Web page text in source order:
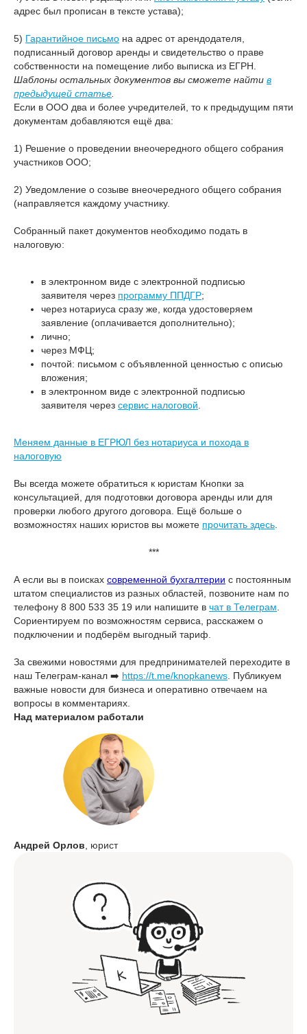
адрес был прописан в тексте устава);
5) Гарантийное письмо на адрес от арендодателя,
подписанный договор аренды и свидетельство о праве
собственности на помещение либо выписка из ЕГРН.
Шаблоны остальных документов вы сможете найти в
предыдущей статье
Если в ООО два и более учредителей, то к предыдущим пяти
документам добавляются ещё два:
1) Решение о проведении внеочередного общего собрания
участников ООО;
2) Уведомление о созыве внеочередного общего собрания
(направляется каждому участнику.
Собранный пакет документов необходимо подать в
налоговую:
в электронном виде с электронной подписью
заявителя через программу ППДГР;
через нотариуса сразу же, когда удостоверяем
заявление (оплачивается дополнительно);
лично;
через МФЦ;
почтой: письмом с объявленной ценностью с описью
вложения;
в электронном виде с электронной подписью
заявителя через сервис налоговой
Меняем данные в ЕГРЮЛ без нотариуса и похода в
налоговую
Вы всегда можете обратиться к юристам Кнопки за
консультацией, для подготовки договора аренды или для
проверки любого другого договора. Ещё больше о
возможностях наших юристов вы можете прочитать здесь
***
А если вы в поисках современной бухгалтерии с постоянным
штатом специалистов из разных областей, позвоните нам по
телефону 8 800 533 35 19 или напишите в чат в Телеграм
Сориентируем по возможностям сервиса, расскажем о
подключении и подберём выгодный тариф.
За свежими новостями для предпринимателей переходите в
наш Телеграм-канал ➡️ https://t.me/knopkanews . Публикуем
важные новости для бизнеса и оперативно отвечаем на
вопросы в комментариях.
Над материалом работали
Андрей Орлов , юрист